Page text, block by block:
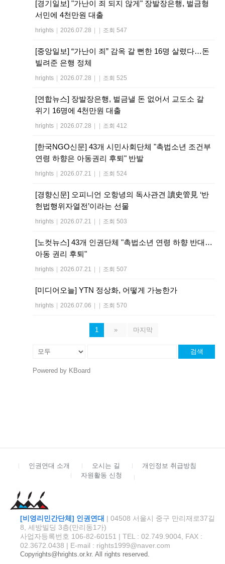
[경기일보] "가난이 죄 되지 않게" 장발장은행, 벌금형
서민에 4천만원 대출
hrights | 2026.07.28 | | 조회 547
[중앙일보] “가난이 죄” 감옥 갈 뻔한 16명 살렸다…돈
빌려준 은행 정체
hrights | 2026.07.28 | | 조회 525
[연합뉴스] 장발장은행, 벌금낼 돈 없어서 교도소 갈
위기 16명에 4천만원 대출
hrights | 2026.07.28 | | 조회 412
[한국NGO신문] 43개 시민사회단체 "촉법소년 조건부
연령 하향은 아동권리 후퇴" 반발
hrights | 2026.07.21 | | 조회 524
[경향신문] 오피니언 오항녕의 독사관견 讀史管見 ‘반
헌법행위자열전’이라는 선물
hrights | 2026.07.21 | | 조회 503
[노컷뉴스] 43개 인권단체 "촉법소년 연령 하향 반대…
아동 권리 후퇴"
hrights | 2026.07.21 | | 조회 507
[미디어오늘] YTN 정상화, 어떻게 가능한가
hrights | 2026.07.06 | | 조회 570
1 » 마지막
검색
Powered by KBoard
인권연대 소개 오시는 길
개인정보 취급방침
자원활동 신청
[비영리민간단체] 인권연대 | 04508 서울시 중구 만리재로37길
8, 세방빌딩 3층(만리동1가)
사업자등록번호 106-82-60151 | TEL : 02.749.9004, FAX :
02.3672.0438 | E-mail : rights1999@naver.com
Copyrights@hrights.or.kr. All rights reserved.